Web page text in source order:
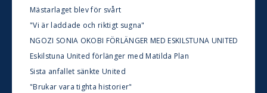
Mästarlaget blev för svårt
"Vi är laddade och riktigt sugna"
NGOZI SONIA OKOBI FÖRLÄNGER MED ESKILSTUNA UNITED
Eskilstuna United förlänger med Matilda Plan
Sista anfallet sänkte United
"Brukar vara tighta historier"